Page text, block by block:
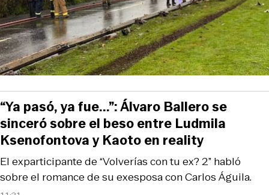
El exparticipante de “Volverías con tu ex? 2” habló
sobre el romance de su exesposa con Carlos Águila.
“Ya pasó, ya fue...”: Álvaro Ballero se
sinceró sobre el beso entre Ludmila
Ksenofontova y Kaoto en reality